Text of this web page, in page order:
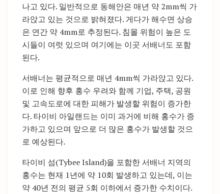
나고 있다. 일반적으로 동해안은 매년 약 2mm씩 가
라앉고 있는 것으로 밝혀졌다. 게다가 해수면 상승
은 연간 약 4mm로 추정된다. 침몰 위험이 높은 도
시들이 여럿 있으며 여기에는 이곳 서배너도 포함
된다.
서배너는 평균적으로 매년 4mm씩 가라앉고 있다.
이로 인해 향후 홍수 우려와 함께 기업, 주택, 공원
및 고속도로에 대한 피해가 발생할 위험이 증가한
다. 타이비 아일랜드는 이미 과거에 비해 홍수가 증
가하고 있으며 앞으로 더 많은 홍수가 발생할 것으
로 예상된다.
타이비 섬(Tybee Island)을 포함한 서배너 지역의
홍수는 현재 1년에 약 10회 발생하고 있는데, 이는
약 40년 전의 평균 5회 이하에서 증가한 수치이다.